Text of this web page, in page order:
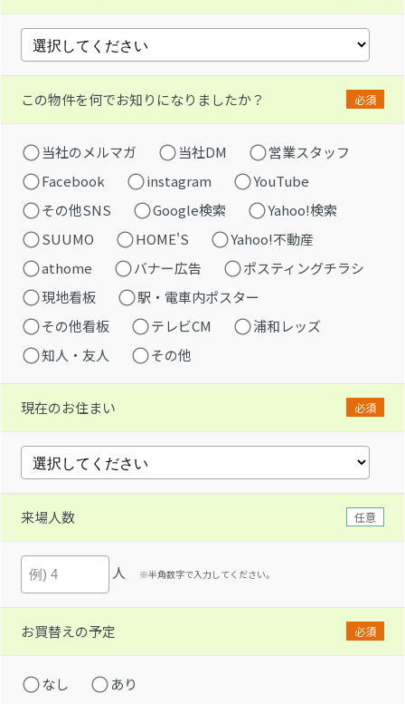
この物件を何でお知りになりましたか？ 必須
当社のメルマガ 当社DM
営業スタッフ
Facebook
instagram
YouTube
その他SNS
Google検索
Yahoo!検索
SUUMO
HOME'S
Yahoo!不動産
athome
バナー広告
ポスティングチラシ
現地看板
駅・電車内ポスター
その他看板
テレビCM
浦和レッズ
知人・友人
その他
現在のお住まい 必須
来場人数 任意
人 ※半角数字で入力してください。
お買替えの予定 必須
なし あり